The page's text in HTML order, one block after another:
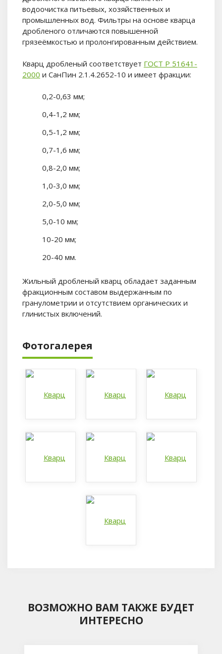
водоочистка питьевых, хозяйственных и
промышленных вод. Фильтры на основе кварца
дробленого отличаются повышенной
грязеёмкостью и пролонгированным действием.
Кварц дробленый соответствует ГОСТ Р 51641-
2000 и СанПин 2.1.4.2652-10 и имеет фракции:
0,2-0,63 мм;
0,4-1,2 мм;
0,5-1,2 мм;
0,7-1,6 мм;
0,8-2,0 мм;
1,0-3,0 мм;
2,0-5,0 мм;
5,0-10 мм;
10-20 мм;
20-40 мм.
Жильный дробленый кварц обладает заданным
фракционным составом выдержанным по
гранулометрии и отсутствием органических и
глинистых включений.
Фотогалерея
ВОЗМОЖНО ВАМ ТАКЖЕ БУДЕТ
ИНТЕРЕСНО